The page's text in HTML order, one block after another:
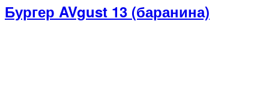
Бургер AVgust 13 (баранина)